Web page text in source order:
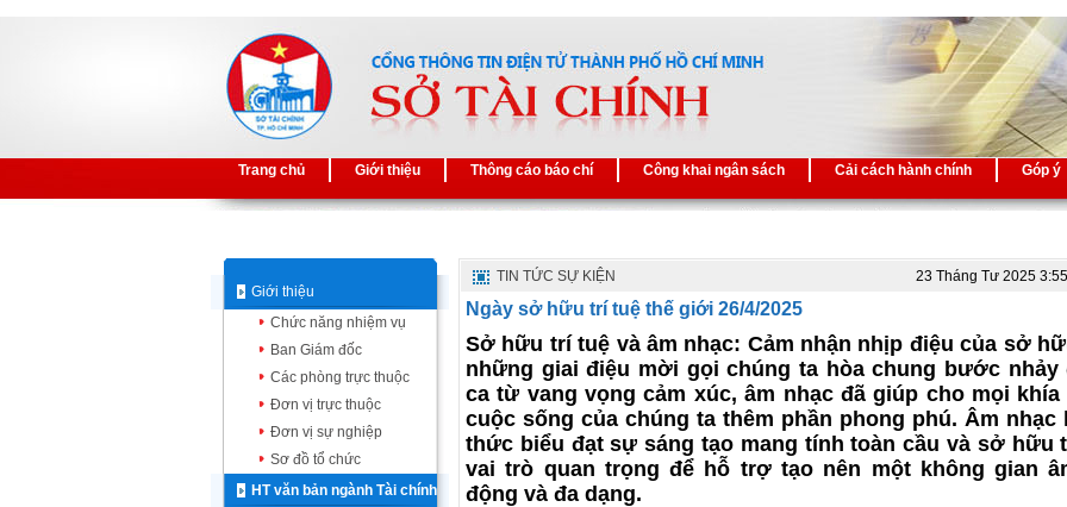
Trang chủ Giới thiệu Thông cáo báo chí Công khai ngân sách Cải cách hành chính Góp ý
Giới thiệu
Chức năng nhiệm vụ
Ban Giám đốc
Các phòng trực thuộc
Đơn vị trực thuộc
Đơn vị sự nghiệp
Sơ đồ tổ chức
HT văn bản ngành Tài chính
TIN TỨC SỰ KIỆN 23 Tháng Tư 2025
Ngày sở hữu trí tuệ thế giới 26/4/2025
Sở hữu trí tuệ và âm nhạc: Cảm nhận nhịp điệu của sở
những giai điệu mời gọi chúng ta hòa chung bước nhảy
ca từ vang vọng cảm xúc, âm nhạc đã giúp cho mọi khía
cuộc sống của chúng ta thêm phần phong phú. Âm nhạc
thức biểu đạt sự sáng tạo mang tính toàn cầu và sở hữu
vai trò quan trọng để hỗ trợ tạo nên một không gian
động và đa dạng.